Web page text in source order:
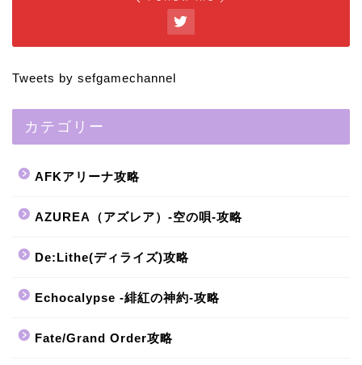
Tweets by sefgamechannel
カテゴリー
AFKアリーナ攻略
AZUREA（アズレア）-空の唄-攻略
De:Lithe(ディライズ)攻略
Echocalypse -緋紅の神約-攻略
Fate/Grand Order攻略